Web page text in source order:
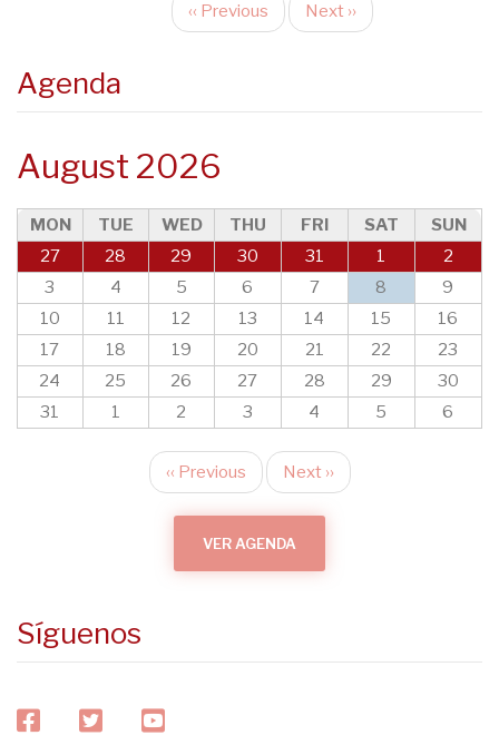
‹‹ Previous Next ››
Agenda
August 2026
MON TUE WED THU FRI SAT
SUN
27
28 29 30 31 1
2
3
4 5 6 7 8
9
10
11 12 13 14 15
16
17
18 19 20 21 22
23
24
25 26 27 28 29
30
31
1 2 3 4 5 6
Pagination
‹‹ Previous Next ››
VER AGENDA
Síguenos
facebooktwitteryoutube